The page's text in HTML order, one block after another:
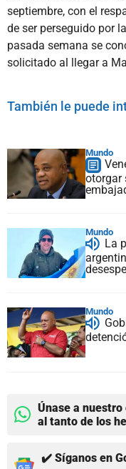
septiembre, con el
de ser perseguido por
pasada semana se
solicitado al llegar a
También le puede
Mundo
otorgar
Mundo
La
Mundo
Únase a
al tanto de los
✔️ Síganos en